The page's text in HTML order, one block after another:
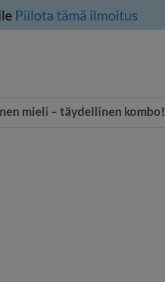
Piilota tämä ilmoitus
mieli – täydellinen kombo!